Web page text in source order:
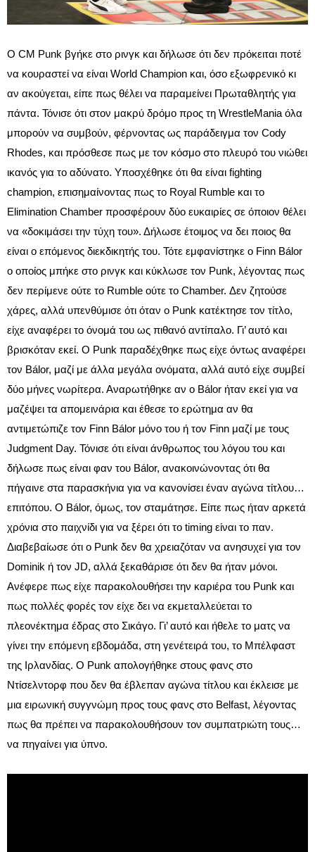
Ο CM Punk βγήκε στο ρινγκ και δήλωσε ότι δεν πρόκειται ποτέ
να κουραστεί να είναι World Champion και, όσο εξωφρενικό κι
αν ακούγεται, είπε πως θέλει να παραμείνει Πρωταθλητής για
πάντα. Τόνισε ότι στον μακρύ δρόμο προς τη WrestleMania όλα
μπορούν να συμβούν, φέρνοντας ως παράδειγμα τον Cody
Rhodes, και πρόσθεσε πως με τον κόσμο στο πλευρό του νιώθει
ικανός για το αδύνατο. Υποσχέθηκε ότι θα είναι fighting
champion, επισημαίνοντας πως το Royal Rumble και το
Elimination Chamber προσφέρουν δύο ευκαιρίες σε όποιον θέλει
να «δοκιμάσει την τύχη του». Δήλωσε έτοιμος να δει ποιος θα
είναι ο επόμενος διεκδικητής του. Τότε εμφανίστηκε ο Finn Bálor
ο οποίος μπήκε στο ρινγκ και κύκλωσε τον Punk, λέγοντας πως
δεν περίμενε ούτε το Rumble ούτε το Chamber. Δεν ζητούσε
χάρες, αλλά υπενθύμισε ότι όταν ο Punk κατέκτησε τον τίτλο,
είχε αναφέρει το όνομά του ως πιθανό αντίπαλο. Γι’ αυτό και
βρισκόταν εκεί. Ο Punk παραδέχθηκε πως είχε όντως αναφέρει
τον Bálor, μαζί με άλλα μεγάλα ονόματα, αλλά αυτό είχε συμβεί
δύο μήνες νωρίτερα. Αναρωτήθηκε αν ο Bálor ήταν εκεί για να
μαζέψει τα απομεινάρια και έθεσε το ερώτημα αν θα
αντιμετώπιζε τον Finn Bálor μόνο του ή τον Finn μαζί με τους
Judgment Day. Τόνισε ότι είναι άνθρωπος του λόγου του και
δήλωσε πως είναι φαν του Bálor, ανακοινώνοντας ότι θα
πήγαινε στα παρασκήνια για να κανονίσει έναν αγώνα τίτλου…
επιτόπου. Ο Bálor, όμως, τον σταμάτησε. Είπε πως ήταν αρκετά
χρόνια στο παιχνίδι για να ξέρει ότι το timing είναι το παν.
Διαβεβαίωσε ότι ο Punk δεν θα χρειαζόταν να ανησυχεί για τον
Dominik ή τον JD, αλλά ξεκαθάρισε ότι δεν θα ήταν μόνοι.
Ανέφερε πως είχε παρακολουθήσει την καριέρα του Punk και
πως πολλές φορές τον είχε δει να εκμεταλλεύεται το
πλεονέκτημα έδρας στο Σικάγο. Γι’ αυτό και ήθελε το ματς να
γίνει την επόμενη εβδομάδα, στη γενέτειρά του, το Μπέλφαστ
της Ιρλανδίας. Ο Punk απολογήθηκε στους φανς στο
Ντίσελντορφ που δεν θα έβλεπαν αγώνα τίτλου και έκλεισε με
μια ειρωνική συγγνώμη προς τους φανς στο Belfast, λέγοντας
πως θα πρέπει να παρακολουθήσουν τον συμπατριώτη τους…
να πηγαίνει για ύπνο.